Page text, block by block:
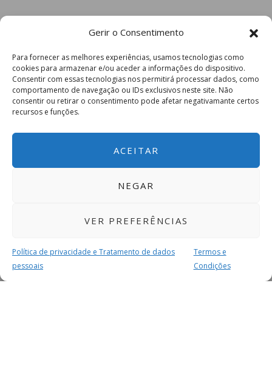
Gerir o Consentimento
Para fornecer as melhores experiências, usamos tecnologias como
cookies para armazenar e/ou aceder a informações do dispositivo.
Consentir com essas tecnologias nos permitirá processar dados, como
comportamento de navegação ou IDs exclusivos neste site. Não
consentir ou retirar o consentimento pode afetar negativamante certos
recursos e funções.
ACEITAR
NEGAR
VER PREFERÊNCIAS
Política de privacidade e Tratamento de dados
pessoais
Termos e
Condições